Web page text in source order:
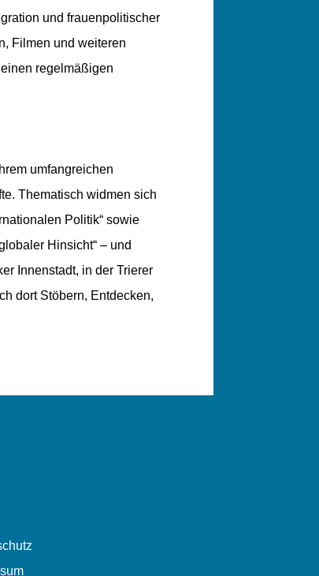
und frauenpolitischer
Filmen und weiteren
regelmäßigen
umfangreichen
Thematisch widmen sich
Politik“ sowie
Hinsicht“ – und
Innenstadt, in der Trierer
dort Stöbern, Entdecken,